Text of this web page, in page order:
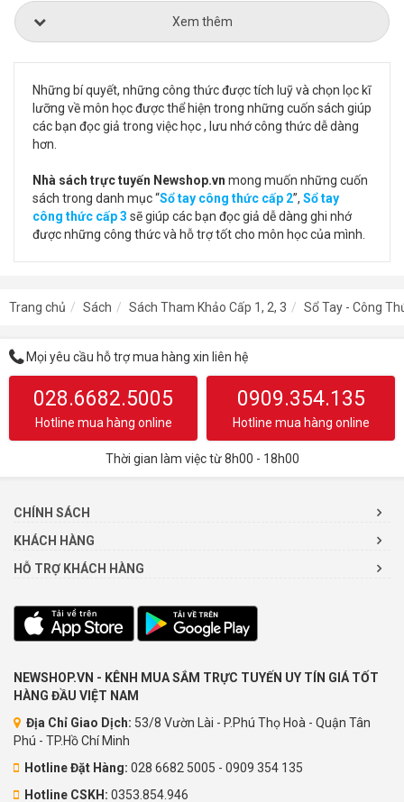
Xem thêm
Những bí quyết, những công thức được tích luỹ và chọn lọc kĩ
lưỡng về môn học được thể hiện trong những cuốn sách giúp
các bạn đọc giả trong việc học , lưu nhớ công thức dễ dàng
hơn.
Nhà sách trực tuyến Newshop.vn mong muốn những cuốn
sách trong danh mục “Sổ tay công thức cấp 2”, Sổ tay
công thức cấp 3 sẽ giúp các bạn đọc giả dễ dàng ghi nhớ
được những công thức và hỗ trợ tốt cho môn học của mình.
Trang chủ Sách Sách Tham Khảo Cấp 1, 2, 3 Sổ Tay - Công
Mọi yêu cầu hỗ trợ mua hàng xin liên hệ
028.6682.5005
Hotline mua hàng online
0909.354.135
Hotline mua hàng online
Thời gian làm việc từ 8h00 - 18h00
CHÍNH SÁCH
KHÁCH HÀNG
HỖ TRỢ KHÁCH HÀNG
NEWSHOP.VN - KÊNH MUA SẮM TRỰC TUYẾN UY TÍN GIÁ TỐT
HÀNG ĐẦU VIỆT NAM
Địa Chỉ Giao Dịch: 53/8 Vườn Lài - P.Phú Thọ Hoà - Quận Tân
Phú - TP.Hồ Chí Minh
Hotline Đặt Hàng: 028 6682 5005 - 0909 354 135
Hotline CSKH: 0353.854.946